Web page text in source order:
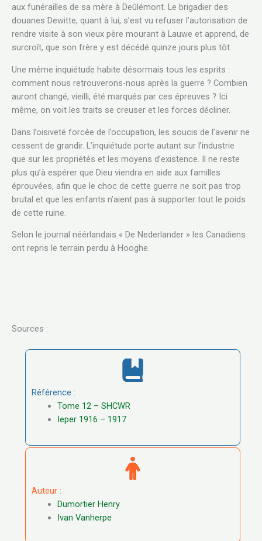
aux funérailles de sa mère à Deûlémont. Le brigadier des
douanes Dewitte, quant à lui, s’est vu refuser l’autorisation de
rendre visite à son vieux père mourant à Lauwe et apprend, de
surcroît, que son frère y est décédé quinze jours plus tôt.
Une même inquiétude habite désormais tous les esprits :
comment nous retrouverons-nous après la guerre ? Combien
auront changé, vieilli, été marqués par ces épreuves ? Ici
même, on voit les traits se creuser et les forces décliner.
Dans l’oisiveté forcée de l’occupation, les soucis de l’avenir ne
cessent de grandir. L’inquiétude porte autant sur l’industrie
que sur les propriétés et les moyens d’existence. Il ne reste
plus qu’à espérer que Dieu viendra en aide aux familles
éprouvées, afin que le choc de cette guerre ne soit pas trop
brutal et que les enfants n’aient pas à supporter tout le poids
de cette ruine.
Selon le journal néérlandais « De Nederlander » les Canadiens
ont repris le terrain perdu à Hooghe.
Sources :
Référence :
Tome 12 – SHCWR
Ieper 1916 – 1917
Auteur :
Dumortier Henry
Ivan Vanherpe